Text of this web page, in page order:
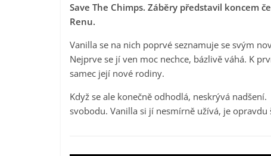
Save The Chimps. Záběry představil koncem
Renu.
Vanilla se na nich poprvé seznamuje se svým
Nejprve se jí ven moc nechce, bázlivě váhá. K
samec její nové rodiny.
Když se ale konečně odhodlá, neskrývá
svobodu. Vanilla si jí nesmírně užívá, je opravdu